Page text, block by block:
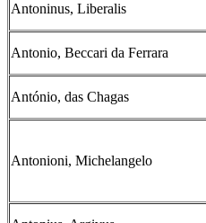
Antoninus, Liberalis
Antonio, Beccari da Ferrara
António, das Chagas
Antonioni, Michelangelo